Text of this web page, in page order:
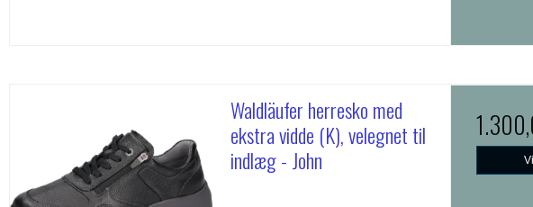
Waldläufer herresko med
ekstra vidde (K), velegnet til
indlæg - John